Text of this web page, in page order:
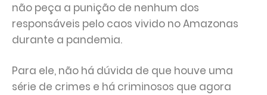
não peça a punição de nenhum dos
responsáveis pelo caos vivido no Amazonas
durante a pandemia.
Para ele, não há dúvida de que houve uma
série de crimes e há criminosos que agora